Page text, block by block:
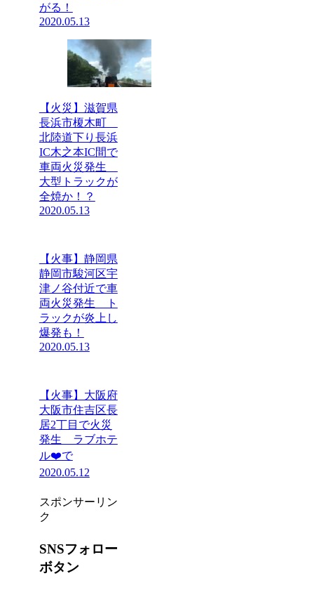
がる！
2020.05.13
【火災】滋賀県
長浜市榎木町
北陸道下り長浜
IC木之本IC間で
車両火災発生
大型トラックが
全焼か！？
2020.05.13
【火事】静岡県
静岡市駿河区宇
津ノ谷付近で車
両火災発生 ト
ラックが炎上し
爆発も！
2020.05.13
【火事】大阪府
大阪市住吉区長
居2丁目で火災
発生 ラブホテ
ル❤️で
2020.05.12
スポンサーリン
ク
SNSフォロー
ボタン